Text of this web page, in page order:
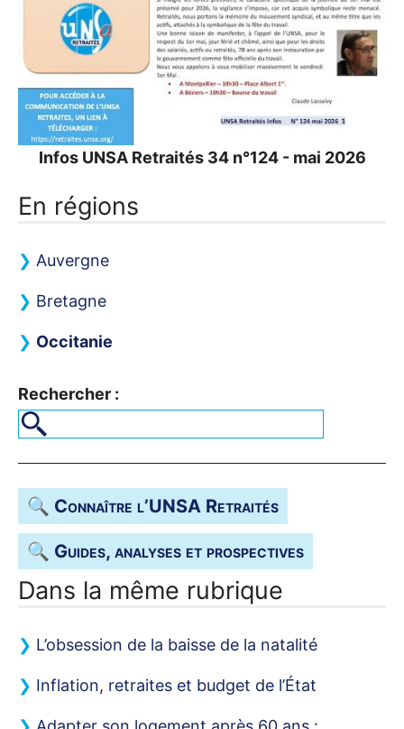
Infos UNSARetraités 34 n°124 - mai 2026
En régions
Auvergne
Bretagne
Occitanie
Rechercher :
🔍 Connaître l’UNSA Retraités
🔍 Guides, analyses et prospectives
Dans la même rubrique
L’obsession de la baisse de la natalité
Inflation, retraites et budget de l’État